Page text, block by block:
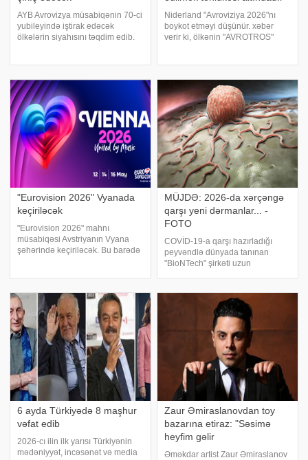
AYB Avrovizya müsabiqənin 70-ci
yubileyində iştirak edəcək
ölkələrin siyahısını təqdim edib.
Ruminiya və Moldova
müsabiqəyə ger
Niderland "Avroviziya 2026"nı
boykot etməyi düşünür. xəbər
verir ki, ölkənin "AVROTROS"
davam edən münaqiş
"Eurovision 2026" Vyanada
keçiriləcək
"Eurovision 2026" mahnı
müsabiqəsi Avstriyanın Vyana
şəhərində keçiriləcək. Bu barədə
Bazel şəhərində keçirilib
MÜJDƏ: 2026-da xərçəngə
qarşı yeni dərmanlar... -
FOTO
COVİD-19-a qarşı hazırladığı
peyvəndlə dünyada tanınan
"BioNTech" şirkəti uzun
əldə etdiklərini elan edib. -a
istinadən xəbər verir ki, şirkətin
qurucularında
6 ayda Türkiyədə 8 maşhur
vəfat edib
2026-cı ilin ilk yarısı Türkiyənin
mədəniyyət, incəsənət və media
Zaur Əmiraslanovdan toy
bazarına etiraz: "Səsimə
heyfim gəlir
Əməkdar artist Zaur Əmiraslanov